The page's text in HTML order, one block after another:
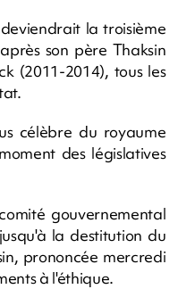
la troisième
son père Thaksin
(2011-2014), tous les
célèbre du royaume
des législatives
gouvernemental
la destitution du
prononcée mercredi
à l'éthique.